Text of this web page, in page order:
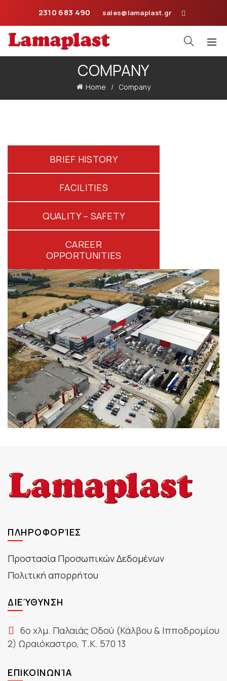
2310 683 490 sales@lamaplast.gr
COMPANY
Home Company
BRIEF HISTORY
FACILITIES
QUALITY – SAFETY
CAREER
OPPORTUNITIES
ΠΛΗΡΟΦΟΡΊΕΣ
Προστασία Προσωπικών Δεδομένων
Πολιτική απορρήτου
ΔΙΕΎΘΥΝΣΗ
6ο χλμ. Παλαιάς Οδού (Κάλβου & Ιπποδρομίου
2) Ωραιόκαστρο, Τ.Κ. 570 13
ΕΠΙΚΟΙΝΩΝΊΑ